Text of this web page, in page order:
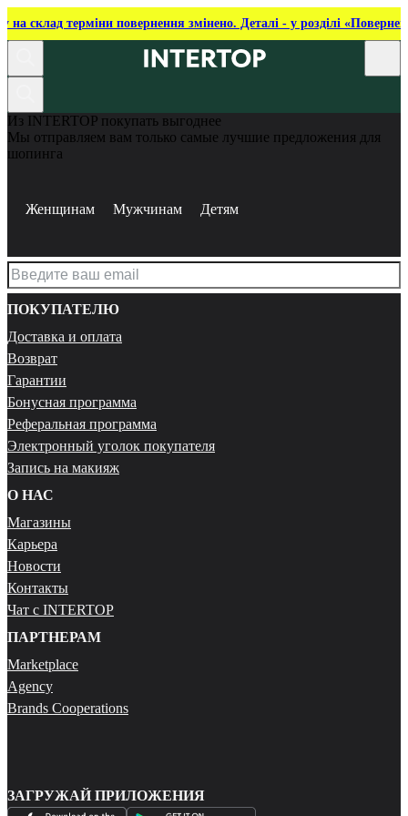
на склад терміни повернення змінено. Деталі - у розділі
Из INTERTOP покупать выгоднее
Мы отправляем вам только самые лучшие предложения для
шопинга
Женщинам Мужчинам Детям
ПОКУПАТЕЛЮ
Доставка и оплата
Возврат
Гарантии
Бонусная программа
Реферальная программа
Электронный уголок покупателя
Запись на макияж
О НАС
Магазины
Карьера
Новости
Контакты
Чат с INTERTOP
ПАРТНЕРАМ
Marketplace
Agency
Brands Cooperations
ЗАГРУЖАЙ ПРИЛОЖЕНИЯ